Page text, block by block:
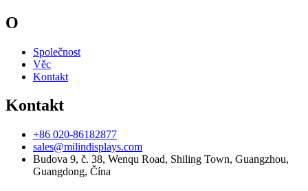
O
Společnost
Věc
Kontakt
Kontakt
+86 020-86182877
sales@milindisplays.com
Budova 9, č. 38, Wenqu Road, Shiling Town, Guangzhou,
Guangdong, Čína